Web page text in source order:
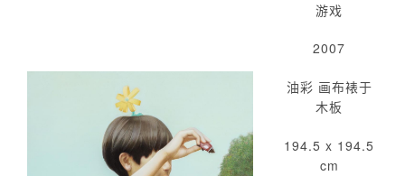
游戏
2007
油彩 画布裱于
木板
194.5 x 194.5
cm